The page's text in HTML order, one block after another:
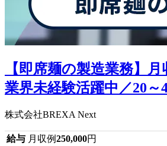
【即席麺の製造業務】月
業界未経験活躍中／20～
株式会社BREXA Next
給与 月収例250,000円